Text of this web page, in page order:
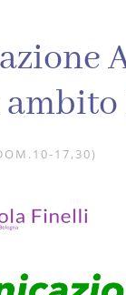
17,30)